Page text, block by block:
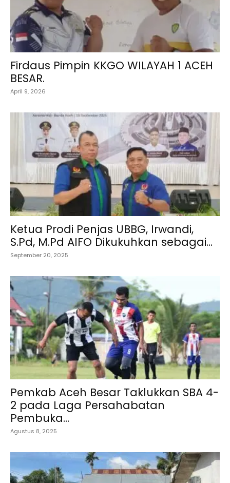
Firdaus Pimpin KKGO WILAYAH 1 ACEH
BESAR.
April 9, 2026
Ketua Prodi Penjas UBBG, Irwandi,
S.Pd, M.Pd AIFO Dikukuhkan sebagai...
September 20, 2025
Pemkab Aceh Besar Taklukkan SBA 4-
2 pada Laga Persahabatan
Pembuka...
Agustus 8, 2025